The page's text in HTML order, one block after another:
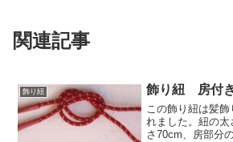
関連記事
飾り紐 飾り紐 房付
この飾り紐は髪
れました。紐の
さ70cm、房部分